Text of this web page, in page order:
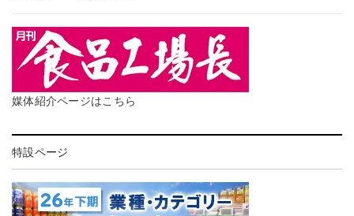
媒体紹介ページはこちら
特設ページ